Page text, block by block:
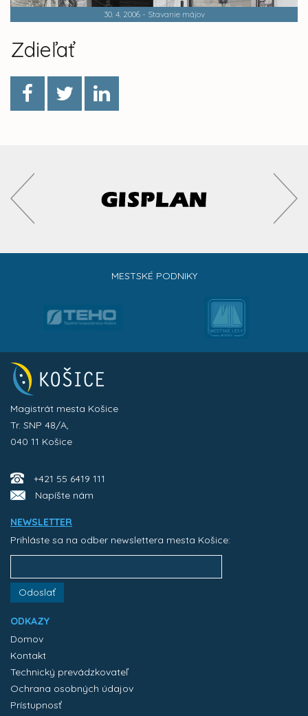
30. 4. 2006 - Stavanie májov
Zdieľať
MESTSKÉ PODNIKY
Magistrát mesta Košice
Tr. SNP 48/A,
040 11 Košice
+421 55 6419 111
Napíšte nám
NEWSLETTER
Prihláste sa na odber newslettera mesta Košice:
Odoslať
ODKAZY
Domov
Kontakt
Technický prevádzkovateľ
Ochrana osobných údajov
Prístupnosť